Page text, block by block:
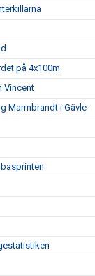
på 4x100m
Vincent
Marmbrandt i Gävle